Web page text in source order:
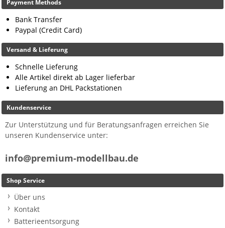
Payment Methods
Bank Transfer
Paypal (Credit Card)
Versand & Lieferung
Schnelle Lieferung
Alle Artikel direkt ab Lager lieferbar
Lieferung an DHL Packstationen
Kundenservice
Zur Unterstützung und für Beratungsanfragen erreichen Sie
unseren Kundenservice unter:
info@premium-modellbau.de
Shop Service
Über uns
Kontakt
Batterieentsorgung